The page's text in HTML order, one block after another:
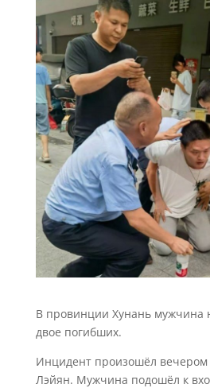
В провинции Хунань мужчина
двое погибших.
Инцидент произошёл вечером
Лэйян. Мужчина подошёл к